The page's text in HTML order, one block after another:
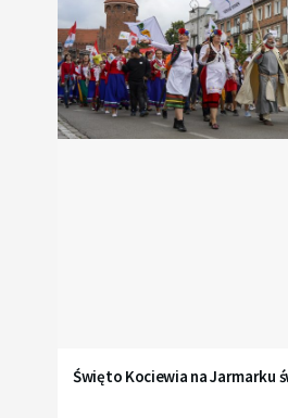
Święto Kociewia na Jarmarku